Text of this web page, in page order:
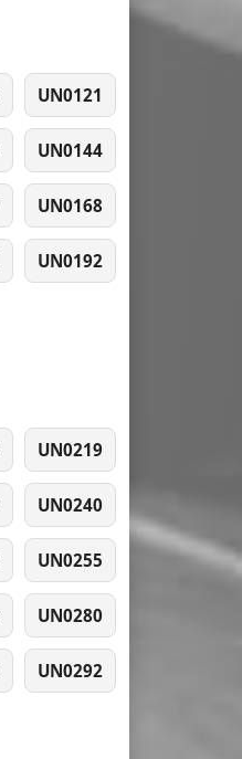
UN0121
UN0144
UN0168
UN0192
UN0219
UN0240
UN0255
UN0280
UN0292